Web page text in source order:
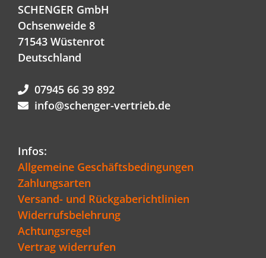
SCHENGER GmbH
Ochsenweide 8
71543 Wüstenrot
Deutschland
07945 66 39 892
info@schenger-vertrieb.de
Infos:
Allgemeine Geschäftsbedingungen
Zahlungsarten
Versand- und Rückgaberichtlinien
Widerrufsbelehrung
Achtungsregel
Vertrag widerrufen